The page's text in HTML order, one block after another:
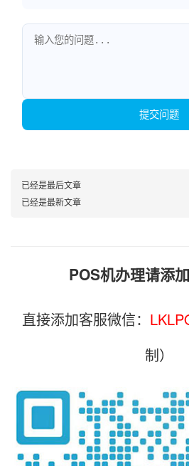
提交问题
已经是最后文章
已经是最新文章
POS机办理请添
直接添加客服微信：
制）